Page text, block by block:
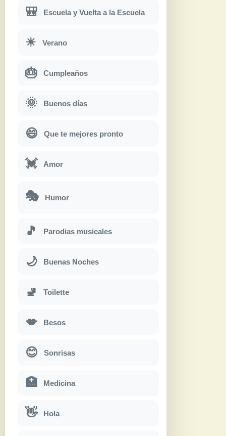
🎒 Escuela y Vuelta a la Escuela
☀ Verano
🎂 Cumpleaños
🌞 Buenos días
😄 Que te mejores pronto
💓 Amor
🎭 Humor
🎵 Parodias musicales
🌙 Buenas Noches
🚽 Toilette
💋 Besos
😊 Sonrisas
🏥 Medicina
👋 Hola